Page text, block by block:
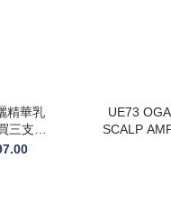
UE73
SCALP
固髮防脫頭皮精